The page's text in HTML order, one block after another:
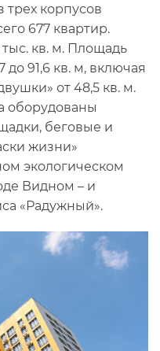
трех корпусов
677 квартир.
кв. м. Площадь
до 91,6 кв. м, включая
от 48,5 кв. м.
оборудованы
беговые и
жизни»
экологическом
Видном – и
«Радужный».